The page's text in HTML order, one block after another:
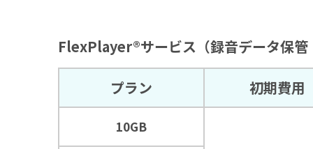
FlexPlayer®サービス（録音データ保
プラン 初期費用
10GB